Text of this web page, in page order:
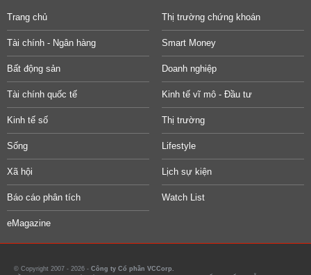
Trang chủ Thị trường chứng khoán
Tài chính - Ngân hàng Smart Money
Bất động sản Doanh nghiệp
Tài chính quốc tế Kinh tế vĩ mô - Đầu tư
Kinh tế số Thị trường
Sống Lifestyle
Xã hội Lịch sự kiện
Báo cáo phân tích Watch List
eMagazine
© Copyright 2007 - 2026 - Công ty Cổ phần VCCorp.